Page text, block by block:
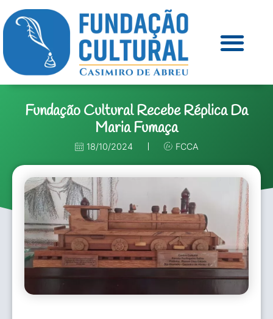
Fundação Cultural Recebe Réplica Da
Maria Fumaça
18/10/2024 FCCA